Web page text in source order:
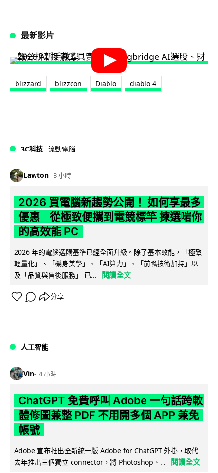
最新影片
blizzard blizzcon Diablo diablo 4
3C科技 流動電腦
Lawton 3 小時
2026 買電腦新趨勢公開！ 如何享最多
優惠 從極致便攜到電競標竿 揀選啱你
的高效能 PC
2026 年的電腦選購基準已經全面升級。除了基本效能，「極致
輕量化」、「機身美學」、「AI算力」、「前瞻技術加持」以
及「品質與售後服務」 已...
閱讀全文
分享
人工智能
Vin 4 小時
ChatGPT 免費呼叫 Adobe 一句話跨軟
體修圖兼整 PDF 不用開多個 APP 兼免
帳號
Adobe 宣布推出全新統一版 Adobe for ChatGPT 外掛，取代
去年推出三個獨立 connector，將 Photoshop、...
閱讀全文